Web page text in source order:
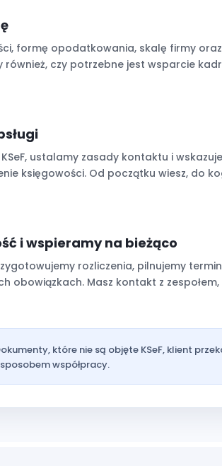
formę opodatkowania, skalę firmy
również, czy potrzebne jest wsparcie
ustalamy zasady kontaktu i
księgowości. Od początku wiesz, do
i wspieramy na bieżąco
rozliczenia, pilnujemy
obowiązkach. Masz kontakt z
które nie są objęte KSeF, klient
współpracy.